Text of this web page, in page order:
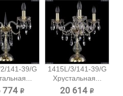
141-39/G
774 ₽
1415L/3/141-39/G
Хрустальная...
20 614 ₽